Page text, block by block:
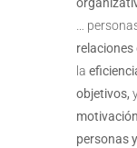
…
la
objetivos,
personas